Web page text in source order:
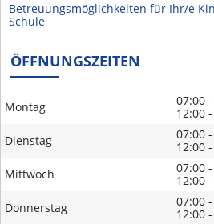
Betreuungsmöglichkeiten für Ihr/e
Schule
ÖFFNUNGSZEITEN
Montag
07:00
12:00
Dienstag
07:00
12:00
Mittwoch
07:00
12:00
Donnerstag
07:00
12:00